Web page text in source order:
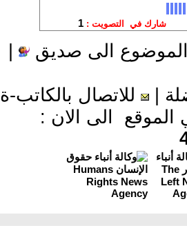
الى صديق
للاتصال بالكاتب-ة
الى الان :